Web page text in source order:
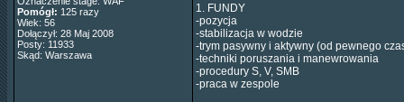
Pomógł: 125 razy
Wiek: 56
Dołączył: 28 Maj 2008
Posty: 11933
Skąd: Warszawa
1. FUNDY
-pozycja
-stabilizacja w wodzie
-trym pasywny i aktywny (od pewnego
-techniki poruszania i manewrowania
-procedury S, V, SMB
-praca w zespole